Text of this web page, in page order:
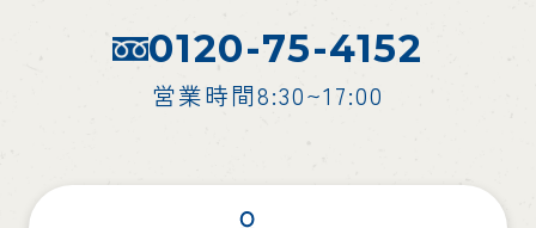
0120-75-4152
営業時間8:30~17:00